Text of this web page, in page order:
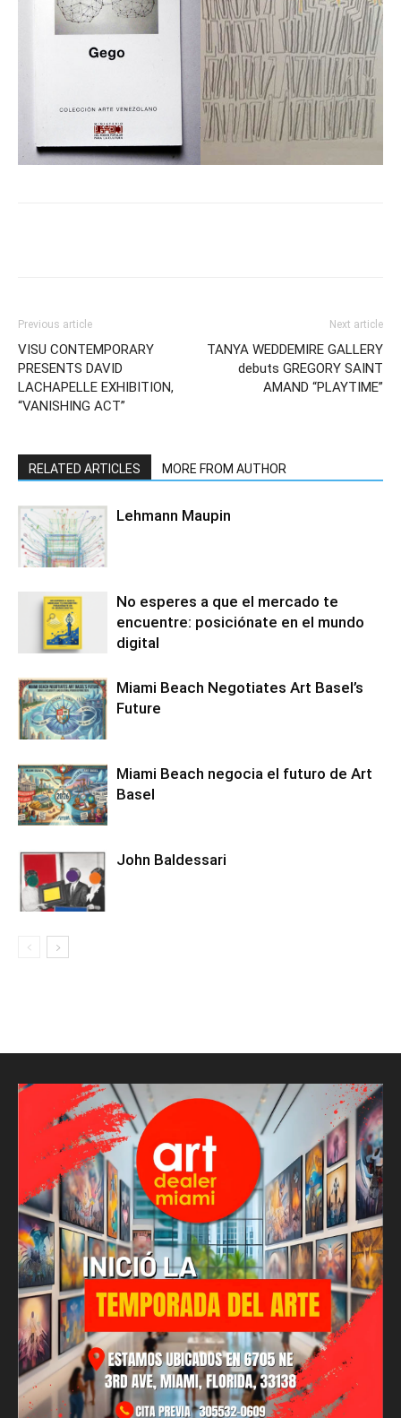
Previous article
VISU CONTEMPORARY
PRESENTS DAVID
LACHAPELLE EXHIBITION,
“VANISHING ACT”
Next article
TANYA WEDDEMIRE GALLERY
debuts GREGORY SAINT
AMAND “PLAYTIME”
RELATED ARTICLES MORE FROM AUTHOR
Lehmann Maupin
No esperes a que el mercado te
encuentre: posiciónate en el mundo
digital
Miami Beach Negotiates Art Basel’s
Future
Miami Beach negocia el futuro de Art
Basel
John Baldessari